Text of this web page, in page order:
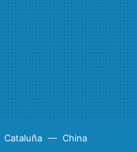
Cataluña China